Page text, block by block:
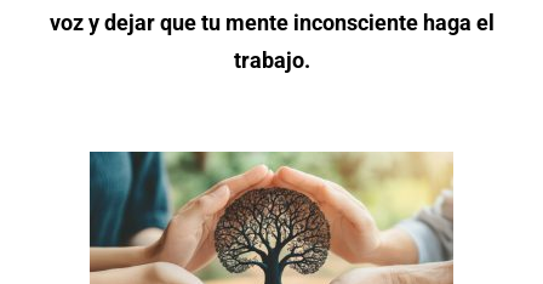
voz y dejar que tu mente inconsciente haga el
trabajo.